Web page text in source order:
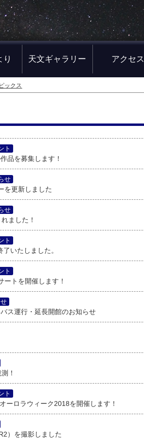
り 天文ギャラリー アクセス
ックス
ト
品を募集します！
せ
を更新しました
せ
ました！
ト
いたしました。
ト
トを開催します！
ス運行・延長開館のお知らせ
！
ト
ーロラウィーク2018を開催します！
）を撮影しました